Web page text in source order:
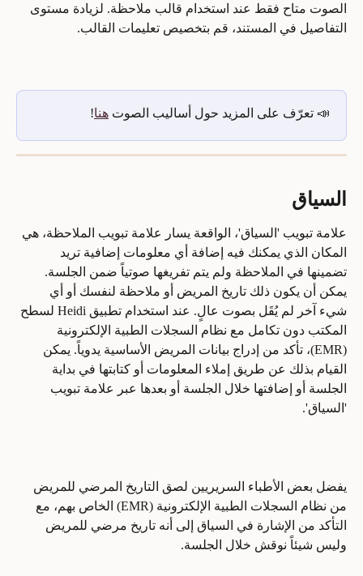
الصوت متاح فقط عند استخدام قالب ملاحظة. لزيادة مستوى
التفاصيل في المستند، قم بتخصيص تعليمات القالب.
📣 تعرّف على المزيد حول أساليب الصوت هنا!
السياق
علامة تبويب 'السياق'، الواقعة يسار علامة تبويب الملاحظة، هي
المكان الذي يمكنك فيه إضافة أي معلومات إضافية تريد
تضمينها في الملاحظة ولم يتم تفريغها صوتياً ضمن الجلسة.
يمكن أن يكون ذلك تاريخ المريض أو ملاحظة لنفسك أو أي
شيء آخر لم يُقَل بصوت عالٍ. عند استخدام تطبيق Heidi لسطح
المكتب دون تكامل مع نظام السجلات الطبية الإلكترونية
(EMR)، تأكد من إدراج بيانات المريض الأساسية يدوياً. يمكن
القيام بذلك عن طريق إملاء المعلومات أو كتابتها في بداية
الجلسة أو إضافتها خلال الجلسة أو بعدها عبر علامة تبويب
'السياق'.
يفضل بعض الأطباء السريريين لصق التاريخ المرضي للمريض
من نظام السجلات الطبية الإلكترونية (EMR) الخاص بهم، مع
التأكد من الإشارة في السياق إلى أنه تاريخ مرضي للمريض
وليس شيئاً نوقش خلال الجلسة.